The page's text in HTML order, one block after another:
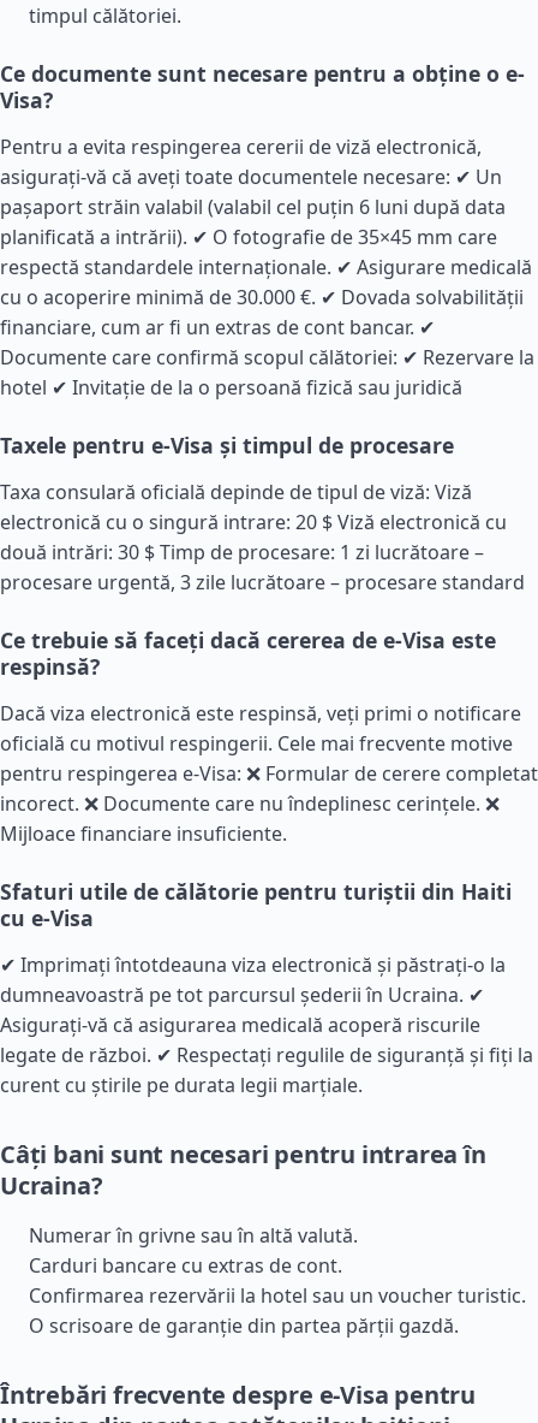
timpul călătoriei.
Ce documente sunt necesare pentru a obține o e-
Visa?
Pentru a evita respingerea cererii de viză electronică,
asigurați-vă că aveți toate documentele necesare: ✔ Un
pașaport străin valabil (valabil cel puțin 6 luni după data
planificată a intrării). ✔ O fotografie de 35×45 mm care
respectă standardele internaționale. ✔ Asigurare medicală
cu o acoperire minimă de 30.000 €. ✔ Dovada solvabilității
financiare, cum ar fi un extras de cont bancar. ✔
Documente care confirmă scopul călătoriei: ✔ Rezervare la
hotel ✔ Invitație de la o persoană fizică sau juridică
Taxele pentru e-Visa și timpul de procesare
Taxa consulară oficială depinde de tipul de viză: Viză
electronică cu o singură intrare: 20 $ Viză electronică cu
două intrări: 30 $ Timp de procesare: 1 zi lucrătoare –
procesare urgentă, 3 zile lucrătoare – procesare standard
Ce trebuie să faceți dacă cererea de e-Visa este
respinsă?
Dacă viza electronică este respinsă, veți primi o notificare
oficială cu motivul respingerii. Cele mai frecvente motive
pentru respingerea e-Visa: ❌ Formular de cerere completat
incorect. ❌ Documente care nu îndeplinesc cerințele. ❌
Mijloace financiare insuficiente.
Sfaturi utile de călătorie pentru turiștii din Haiti
cu e-Visa
✔ Imprimați întotdeauna viza electronică și păstrați-o la
dumneavoastră pe tot parcursul șederii în Ucraina. ✔
Asigurați-vă că asigurarea medicală acoperă riscurile
legate de război. ✔ Respectați regulile de siguranță și fiți la
curent cu știrile pe durata legii marțiale.
Câți bani sunt necesari pentru intrarea în
Ucraina?
Numerar în grivne sau în altă valută.
Carduri bancare cu extras de cont.
Confirmarea rezervării la hotel sau un voucher turistic.
O scrisoare de garanție din partea părții gazdă.
Întrebări frecvente despre e-Visa pentru